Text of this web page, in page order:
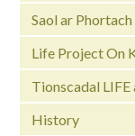
Saol ar
Life Project On
Tionscadal
History